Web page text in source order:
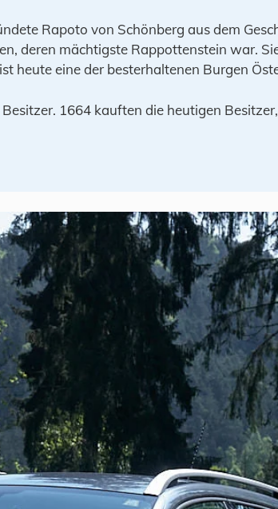
Rapoto von Schönberg aus dem
deren mächtigste Rappottenstein war.
heute eine der besterhaltenen Burgen
1664 kauften die heutigen